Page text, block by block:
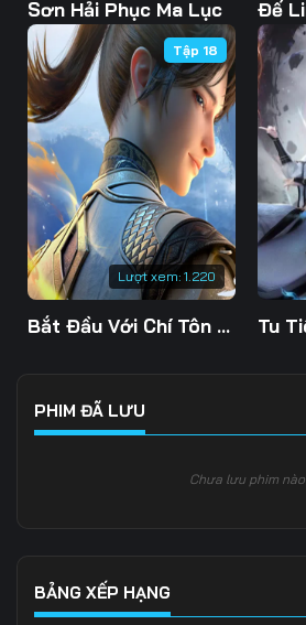
Tập 103 Tập 104
Tập 106 Tập 107
Tập 109 Tập 110
Tập 112 Tập 113
Tập 115 Tập 116
Tập 118 Tập 119
Tập 121 Tập 122
Tập 134
Tập 139
Sơn Hải Phục Ma Lục
Lượt xem: 1.220
Tập 18
Bắt Đầu Với Chí Tôn Đan Điền
PHIM ĐÃ LƯU
Chưa lưu phim nào
BẢNG XẾP HẠNG